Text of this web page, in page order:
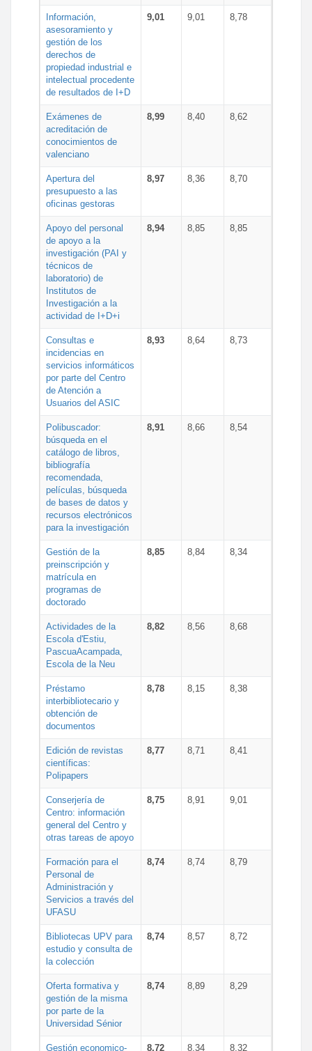
Información,
asesoramiento y
gestión de los
derechos de
propiedad industrial e
intelectual procedente
de resultados de I+D
9,01 9,01 8,78
Exámenes de
acreditación de
conocimientos de
valenciano
8,99 8,40 8,62
Apertura del
presupuesto a las
oficinas gestoras
8,97 8,36 8,70
Apoyo del personal
de apoyo a la
investigación (PAI y
técnicos de
laboratorio) de
Institutos de
Investigación a la
actividad de I+D+i
8,94 8,85 8,85
Consultas e
incidencias en
servicios informáticos
por parte del Centro
de Atención a
Usuarios del ASIC
8,93 8,64 8,73
Polibuscador:
búsqueda en el
catálogo de libros,
bibliografía
recomendada,
películas, búsqueda
de bases de datos y
recursos electrónicos
para la investigación
8,91 8,66 8,54
Gestión de la
preinscripción y
matrícula en
programas de
doctorado
8,85 8,84 8,34
Actividades de la
Escola d'Estiu,
PascuaAcampada,
Escola de la Neu
8,82 8,56 8,68
Préstamo
interbibliotecario y
obtención de
documentos
8,78 8,15 8,38
Edición de revistas
científicas:
Polipapers
8,77 8,71 8,41
Conserjería de
Centro: información
general del Centro y
otras tareas de apoyo
8,75 8,91 9,01
Formación para el
Personal de
Administración y
Servicios a través del
UFASU
8,74 8,74 8,79
Bibliotecas UPV para
estudio y consulta de
la colección
8,74 8,57 8,72
Oferta formativa y
gestión de la misma
por parte de la
Universidad Sénior
8,74 8,89 8,29
Gestión economico- 8,72 8,34 8,32